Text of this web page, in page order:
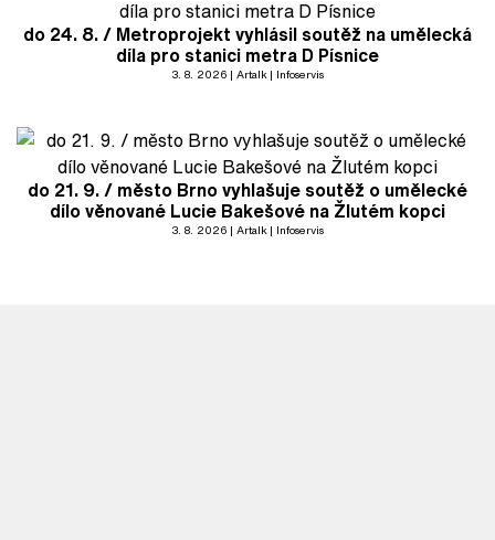
do 24. 8. / Metroprojekt vyhlásil soutěž na umělecká
díla pro stanici metra D Písnice
3. 8. 2026 Artalk Infoservis
do 21. 9. / město Brno vyhlašuje soutěž o umělecké
dílo věnované Lucie Bakešové na Žlutém kopci
3. 8. 2026 Artalk Infoservis